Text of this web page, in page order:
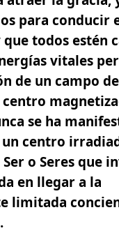
para conducir
todos estén
vitales
de un campo
centro
se ha
un centro
o Seres que
en llegar a la
limitada